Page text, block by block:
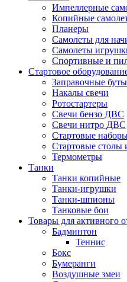
Импеллерные
Копийные
Планеры
Самолеты для
Самолеты
Спортивные и
Стартовое
Заправочные
Накалы свечи
Ротостартеры
Свечи бензо ДВС
Свечи нитро ДВС
Стартовые
Стартовые столы
Термометры
Танки
Танки копийные
Танки-игрушки
Танки-шпионы
Танковые бои
Товары для активного
Бадминтон
Теннис
Бокс
Бумеранги
Воздушные змеи